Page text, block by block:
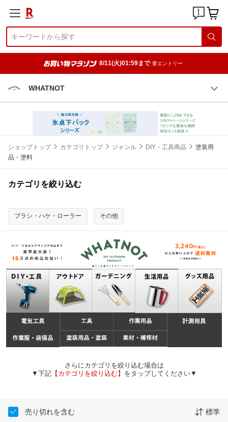
8/11(火)01:59まで 要エントリー
WHATNOT
ショップトップ カテゴリトップ ジャンル DIY・工具商品
塗装用
品・塗料
カテゴリを絞り込む
ブラシ・ハケ・ローラー その他
さらにカテゴリを絞り込む場合は
▼下記【カテゴリを絞り込む】 をタップしてください▼
売り切れを含む 標準